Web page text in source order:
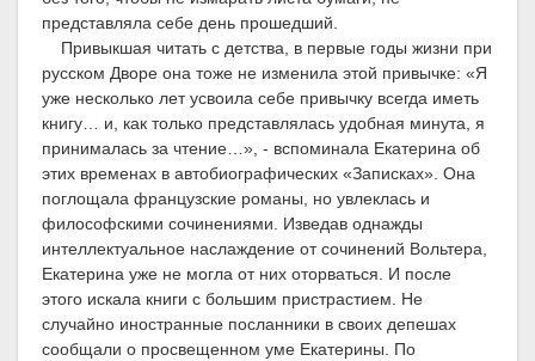
представляла себе день прошедший.
Привыкшая читать с детства, в первые годы жизни при
русском Дворе она тоже не изменила этой привычке: «Я
уже несколько лет усвоила себе привычку всегда иметь
книгу… и, как только представлялась удобная минута, я
принималась за чтение…», - вспоминала Екатерина об
этих временах в автобиографических «Записках». Она
поглощала французские романы, но увлеклась и
философскими сочинениями. Изведав однажды
интеллектуальное наслаждение от сочинений Вольтера,
Екатерина уже не могла от них оторваться. И после
этого искала книги с большим пристрастием. Не
случайно иностранные посланники в своих депешах
сообщали о просвещенном уме Екатерины. По